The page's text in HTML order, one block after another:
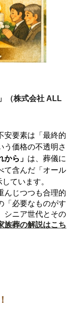
（株式会社 ALL
安要素は「最終的
う価格の不透明さ
から」 は、葬儀に
て含んだ「オール
ています。
んじつつも合理的
「必要なものがす
シニア世代とその
族葬の解説はこち
！